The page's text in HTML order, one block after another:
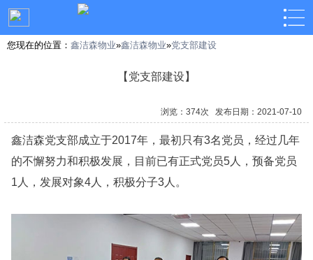
您现在的位置： 鑫洁森物业»鑫洁森物业»党支部建设
【党支部建设】
浏览：374次 发布日期：2021-07-10
鑫洁森党支部成立于2017年，最初只有3名党员，经过几年
的不懈努力和积极发展，目前已有正式党员5人，预备党员
1人，发展对象4人，积极分子3人。